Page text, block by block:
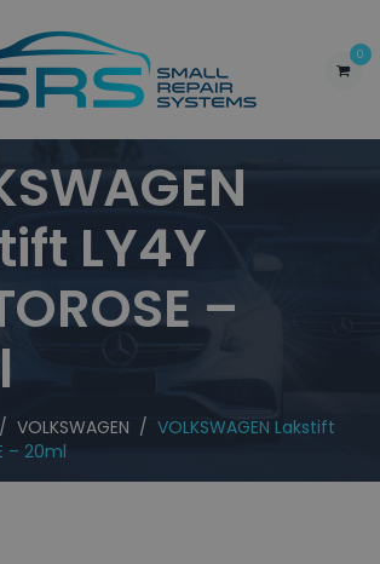
0
LY4Y
–
/ VOLKSWAGEN / VOLKSWAGEN Lakstift
– 20ml